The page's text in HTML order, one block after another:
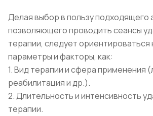
Делая выбор в пользу подходящего
позволяющего проводить сеансы
терапии, следует ориентироваться
параметры и факторы, как:
1. Вид терапии и сфера применения
реабилитация и др.).
2. Длительность и интенсивность
терапии.